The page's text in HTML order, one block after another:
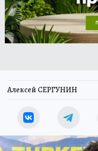
Алексей СЕРГУНИН